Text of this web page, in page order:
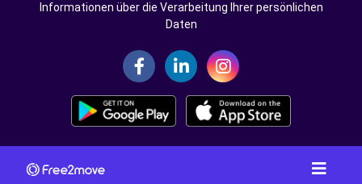
Informationen über die Verarbeitung Ihrer persönlichen
Daten